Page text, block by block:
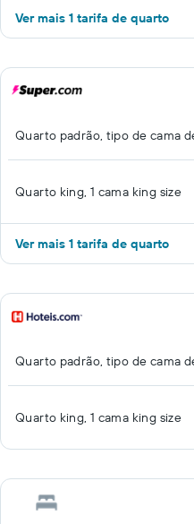
Ver mais 1 tarifa de quarto
Quarto padrão, tipo de cama
Quarto king, 1 cama king size
Ver mais 1 tarifa de quarto
Quarto padrão, tipo de cama
Quarto king, 1 cama king size